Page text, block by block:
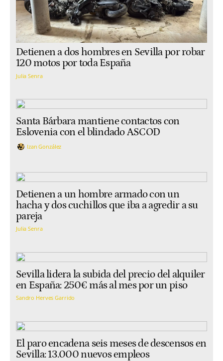
Detienen a dos hombres en Sevilla por robar
120 motos por toda España
Julia Senra
Santa Bárbara mantiene contactos con
Eslovenia con el blindado ASCOD
Izan González
Detienen a un hombre armado con un
hacha y dos cuchillos que iba a agredir a su
pareja
Julia Senra
Sevilla lidera la subida del precio del alquiler
en España: 250€ más al mes por un piso
Sandro Herves Garrido
El paro encadena seis meses de descensos en
Sevilla: 13.000 nuevos empleos